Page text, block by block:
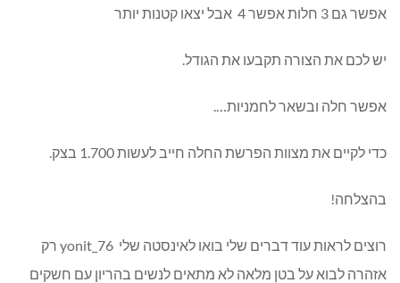
אפשר גם 3 חלות אפשר 4 אבל יצאו קטנות יותר
יש לכם את הצורה תקבעו את הגודל.
אפשר חלה ובשאר לחמניות….
כדי לקיים את מצוות הפרשת החלה חייב לעשות 1.700 בצק.
בהצלחה!
רוצים לראות עוד דברים שלי בואו לאינסטה שלי yonit_76 רק
אזהרה לבוא על בטן מלאה לא מתאים לנשים בהריון עם חשקים